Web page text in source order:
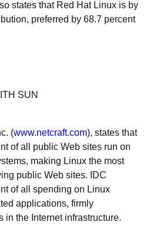
states that Red Hat Linux is by
preferred by 68.7 percent
SUN
(www.netcraft.com), states that
of all public Web sites run on
making Linux the most
public Web sites. IDC
of all spending on Linux
applications, firmly
in the Internet infrastructure.